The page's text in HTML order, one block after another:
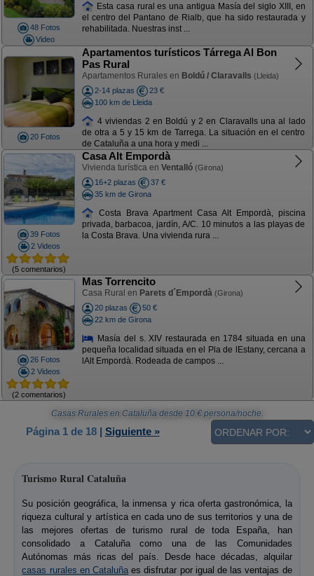
48 Fotos
Video
Esta casa rural es una antigua Masía del siglo XIII, en
el centro del Pantano de Rialb, que ha sido restaurada y
rehabilitada. Nuestras inst ...
20 Fotos
Apartamentos turísticos Tárrega Al Bon
Pas Rural
Apartamentos Rurales en Boldú / Claravalls (Lleida)
2-14 plazas
23 €
100 km de Lleida
4 viviendas 2 en Boldú y 2 en Claravalls una al lado
de otra a 5 y 15 km de Tarrega. La situación en el centro
de Cataluña a una hora y medi ...
39 Fotos
2 Videos
(5 comentarios)
Casa Alt Empordà
Vivienda turística en Ventalló (Girona)
16+2 plazas
37 €
35 km de Girona
Costa Brava Apartment Casa Alt Empordà, piscina
privada, barbacoa, jardín, A/C. 10 minutos a las playas de
la Costa Brava. Una vivienda rura ...
26 Fotos
2 Videos
(2 comentarios)
Mas Torrencito
Casa Rural en Parets d´Empordà (Girona)
20 plazas
50 €
22 km de Girona
Masía del s. XIV restaurada en 1784 situada en una
pequeña localidad situada en el Pla de lEstany, cercana a
lAlt Empordà. Rodeada de campos ...
Casas Rurales en Cataluña desde 10€ persona/noche.
Página 1 de 18| Siguiente »
Turismo Rural Cataluña
Su posición geográfica, la inmensa y rica oferta gastronómica, la
riqueza cultural y artística en cada uno de sus territorios y una de
las mejores ofertas de turismo rural de toda España, han
consolidado a Cataluña como una de las Comunidades
Autónomas más ricas del país. Desde hace décadas, alquilar
casas rurales en Cataluña es disfrutar por igual de las ventajas de